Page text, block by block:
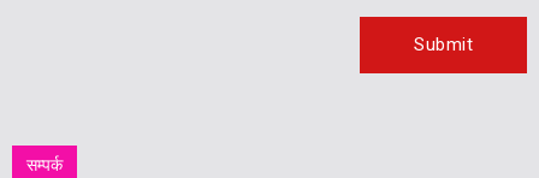
सम्पर्क